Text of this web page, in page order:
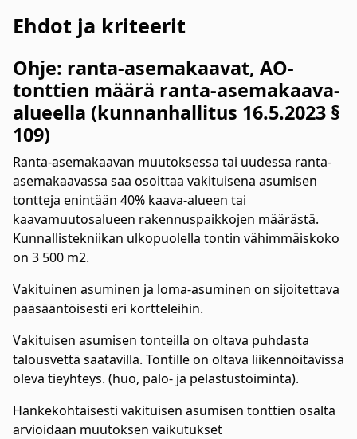
Ehdot ja kriteerit
Ohje: ranta-asemakaavat, AO-
tonttien määrä ranta-asemakaava-
alueella (kunnanhallitus 16.5.2023 §
109)
Ranta-asemakaavan muutoksessa tai uudessa ranta-
asemakaavassa saa osoittaa vakituisena asumisen
tontteja enintään 40% kaava-alueen tai
kaavamuutosalueen rakennuspaikkojen määrästä.
Kunnallistekniikan ulkopuolella tontin vähimmäiskoko
on 3 500 m2.
Vakituinen asuminen ja loma-asuminen on sijoitettava
pääsääntöisesti eri kortteleihin.
Vakituisen asumisen tonteilla on oltava puhdasta
talousvettä saatavilla. Tontille on oltava liikennöitävissä
oleva tieyhteys. (huo, palo- ja pelastustoiminta).
Hankekohtaisesti vakituisen asumisen tonttien osalta
arvioidaan muutoksen vaikutukset